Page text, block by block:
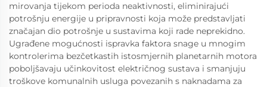
mirovanja tijekom perioda neaktivnosti, eliminirajući
potrošnju energije u pripravnosti koja može predstavljati
značajan dio potrošnje u sustavima koji rade neprekidno.
Ugrađene mogućnosti ispravka faktora snage u mnogim
kontrolerima bezčetkastih istosmjernih planetarnih motora
poboljšavaju učinkovitost električnog sustava i smanjuju
troškove komunalnih usluga povezanih s naknadama za